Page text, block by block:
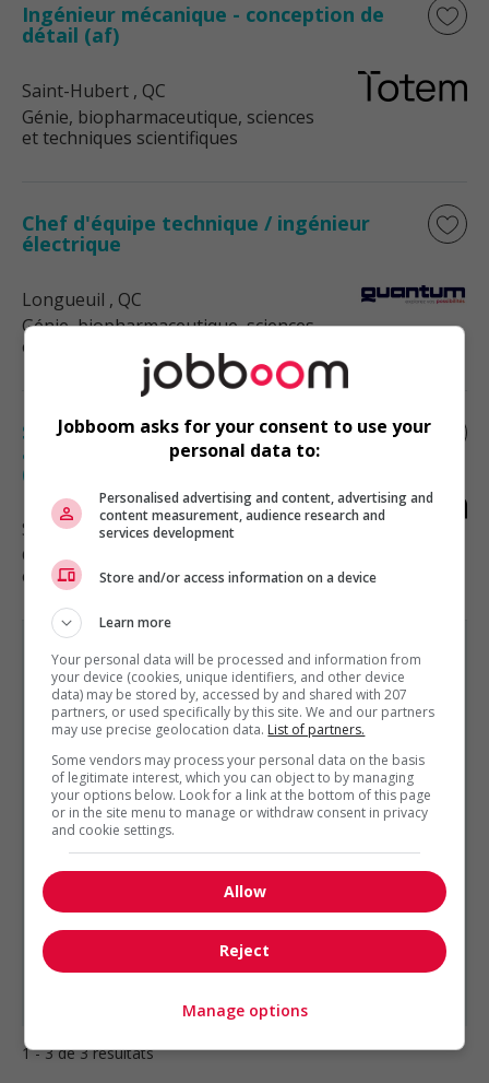
Ingénieur mécanique - conception de
détail (af)
Saint-Hubert , QC
Génie, biopharmaceutique, sciences
et techniques scientifiques
Chef d'équipe technique / ingénieur
électrique
Longueuil , QC
Génie, biopharmaceutique, sciences
et techniques scientifiques
Spécialiste / ingénieur.e senior en
automatisation et conception électrique
(af)
Saint-Hubert, QC
Génie, biopharmaceutique, sciences
et techniques scientifiques
GÉNIE, BIOPHARMACEUTIQUE, SCIENCES ET TECHNIQUES
EST PRÉSENTÉ PAR
TEHORA Québec, Québec
Autres offres de l'entreprise
Ingénieur chargé de projets - génie civil
Ingénieur - génie civil (conception)
Ingénieur chargé de projets génie civil
Ingénieur chargé de projets - génie civil
1 - 3 de 3 résultats
Jobboom asks for your consent to use your
personal data to:
Personalised advertising and content, advertising and
content measurement, audience research and
services development
Store and/or access information on a device
Learn more
Your personal data will be processed and information from
your device (cookies, unique identifiers, and other device
data) may be stored by, accessed by and shared with 207
partners, or used specifically by this site. We and our partners
may use precise geolocation data. List of partners.
Some vendors may process your personal data on the basis
of legitimate interest, which you can object to by managing
your options below. Look for a link at the bottom of this page
or in the site menu to manage or withdraw consent in privacy
and cookie settings.
Allow
Reject
Manage options